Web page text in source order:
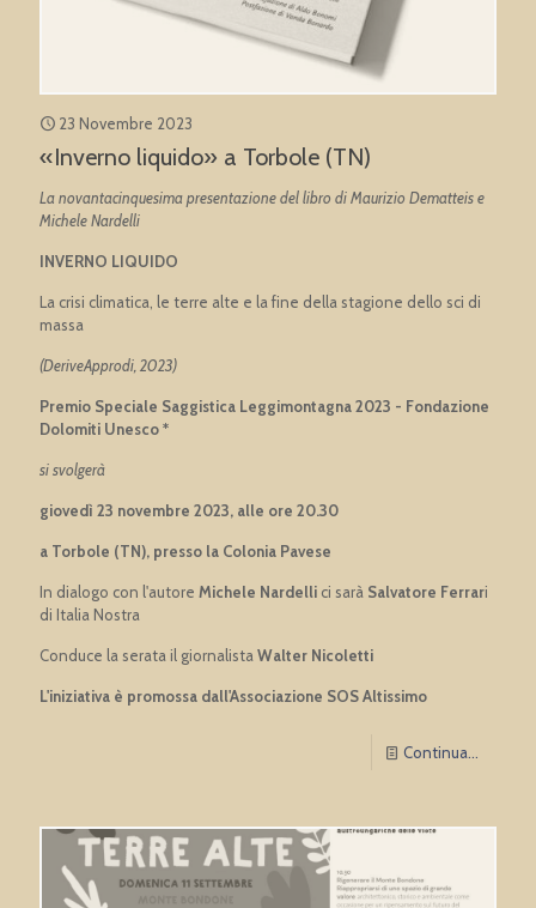
23 Novembre 2023
«Inverno liquido» a Torbole (TN)
La novantacinquesima presentazione del libro di Maurizio Dematteis e
Michele Nardelli
INVERNO LIQUIDO
La crisi climatica, le terre alte e la fine della stagione dello sci di
massa
(DeriveApprodi, 2023)
Premio Speciale Saggistica Leggimontagna 2023 - Fondazione
Dolomiti Unesco *
si svolgerà
giovedì 23 novembre 2023, alle ore 20.30
a Torbole (TN), presso la Colonia Pavese
In dialogo con l'autore Michele Nardelli ci sarà Salvatore Ferrari
di Italia Nostra
Conduce la serata il giornalistaWalter Nicoletti
L'iniziativa è promossa dall'Associazione SOS Altissimo
Continua...